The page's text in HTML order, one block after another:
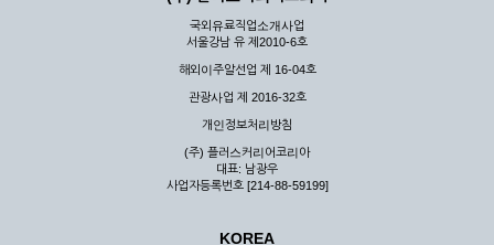
국외유료직업소개사업
서울강남 유 제2010-6호
해외이주알선업 제 16-04호
관광사업 제 2016-32호
개인정보처리방침
(주) 플러스커리어코리아
대표: 남광우
사업자등록번호 [214-88-59199]
KOREA